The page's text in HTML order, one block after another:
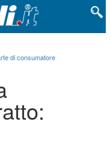
di consumatore